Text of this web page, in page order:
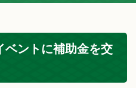
ベントに補助金を交